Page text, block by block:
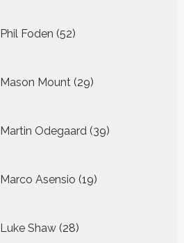
Phil Foden 52
producten
Mason Mount 29
producten
Martin Odegaard 39
producten
Marco Asensio 19
producten
Luke Shaw 28
producten